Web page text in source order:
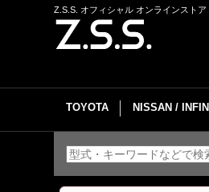
Z.S.S. オフィシャル オンラインストア
TOYOTA NISSAN /